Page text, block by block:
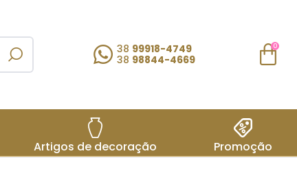
38 99918-4749
38 98844-4669
0
Artigos de decoração Promoção